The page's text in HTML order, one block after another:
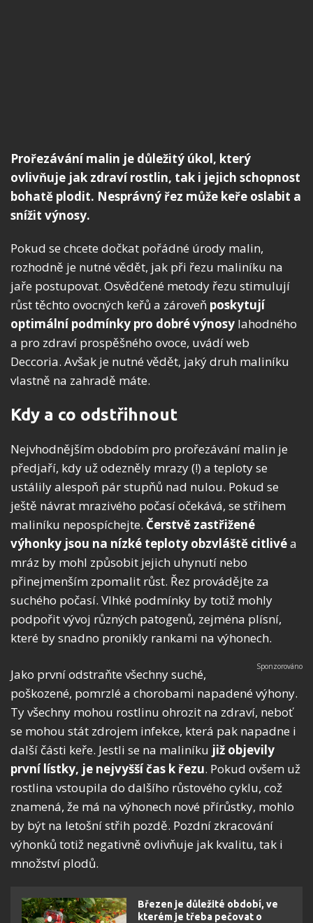
Prořezávání malin je důležitý úkol, který
ovlivňuje jak zdraví rostlin, tak i jejich schopnost
bohatě plodit. Nesprávný řez může keře oslabit a
snížit výnosy.
Pokud se chcete dočkat pořádné úrody malin,
rozhodně je nutné vědět, jak při řezu maliníku na
jaře postupovat. Osvědčené metody řezu stimulují
růst těchto ovocných keřů a zároveň poskytují
optimální podmínky pro dobré výnosy lahodného
a pro zdraví prospěšného ovoce, uvádí web
Deccoria. Avšak je nutné vědět, jaký druh maliníku
vlastně na zahradě máte.
Kdy a co odstřihnout
Nejvhodnějším obdobím pro prořezávání malin je
předjaří, kdy už odezněly mrazy (!) a teploty se
ustálily alespoň pár stupňů nad nulou. Pokud se
ještě návrat mrazivého počasí očekává, se střihem
maliníku nepospíchejte. Čerstvě zastřižené
výhonky jsou na nízké teploty obzvláště citlivéa
mráz by mohl způsobit jejich uhynutí nebo
přinejmenším zpomalit růst. Řez provádějte za
suchého počasí. Vlhké podmínky by totiž mohly
podpořit vývoj různých patogenů, zejména plísní,
které by snadno pronikly rankami na výhonech.
Jako první odstraňte všechny suché,
poškozené, pomrzlé a chorobami napadené výhony.
Ty všechny mohou rostlinu ohrozit na zdraví, neboť
se mohou stát zdrojem infekce, která pak napadne i
další části keře. Jestli se na maliníku již objevily
první lístky, je nejvyšší čas k řezu. Pokud ovšem už
rostlina vstoupila do dalšího růstového cyklu, což
znamená, že má na výhonech nové přírůstky, mohlo
by být na letošní střih pozdě. Pozdní zkracování
výhonků totiž negativně ovlivňuje jak kvalitu, tak i
množství plodů.
Březen je důležité období, ve
kterém je třeba pečovat o